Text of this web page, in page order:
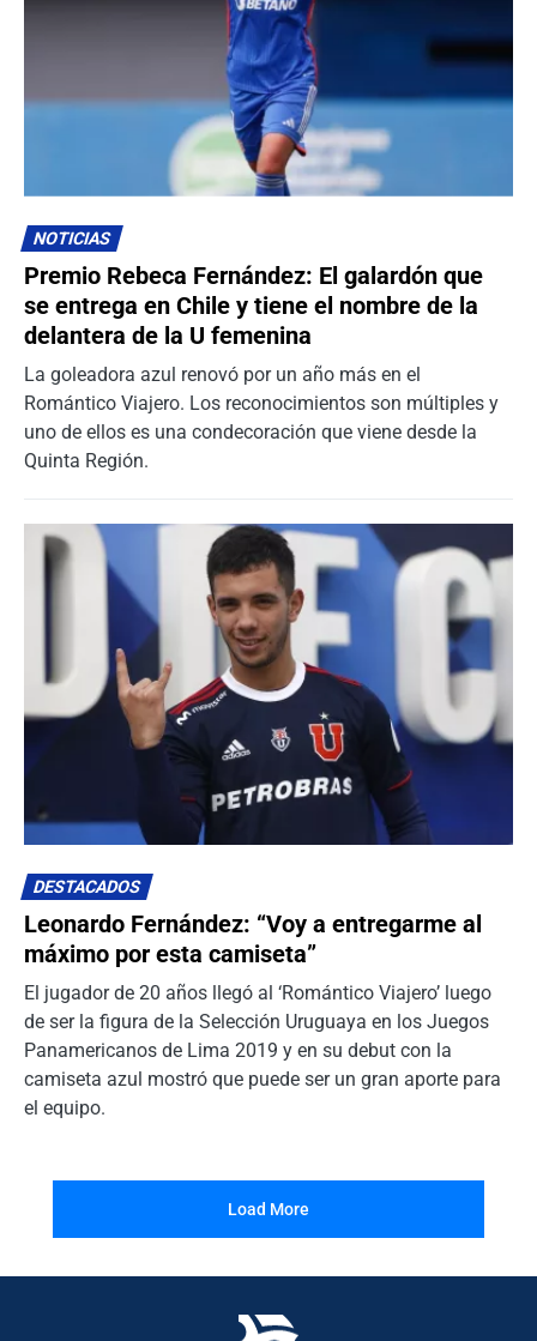
NOTICIAS
Premio Rebeca Fernández: El galardón que
se entrega en Chile y tiene el nombre de la
delantera de la U femenina
La goleadora azul renovó por un año más en el
Romántico Viajero. Los reconocimientos son múltiples y
uno de ellos es una condecoración que viene desde la
Quinta Región.
DESTACADOS
Leonardo Fernández: “Voy a entregarme al
máximo por esta camiseta”
El jugador de 20 años llegó al ‘Romántico Viajero’ luego
de ser la figura de la Selección Uruguaya en los Juegos
Panamericanos de Lima 2019 y en su debut con la
camiseta azul mostró que puede ser un gran aporte para
el equipo.
Load More